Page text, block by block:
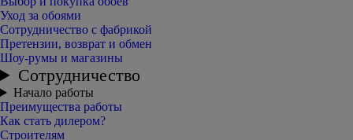
Уход за обоями
Сотрудничество с фабрикой
Претензии, возврат и обмен
Шоу-румы и магазины
Сотрудничество
Начало работы
Преимущества работы
Как стать дилером?
Строителям